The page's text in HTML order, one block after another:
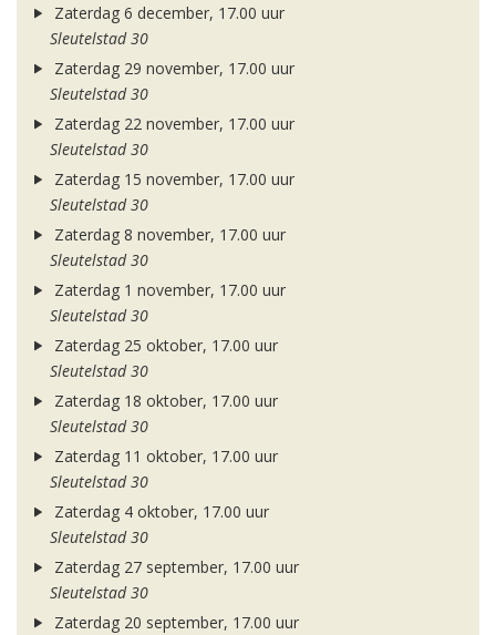
Zaterdag 6 december, 17.00 uur
Sleutelstad 30
Zaterdag 29 november, 17.00 uur
Sleutelstad 30
Zaterdag 22 november, 17.00 uur
Sleutelstad 30
Zaterdag 15 november, 17.00 uur
Sleutelstad 30
Zaterdag 8 november, 17.00 uur
Sleutelstad 30
Zaterdag 1 november, 17.00 uur
Sleutelstad 30
Zaterdag 25 oktober, 17.00 uur
Sleutelstad 30
Zaterdag 18 oktober, 17.00 uur
Sleutelstad 30
Zaterdag 11 oktober, 17.00 uur
Sleutelstad 30
Zaterdag 4 oktober, 17.00 uur
Sleutelstad 30
Zaterdag 27 september, 17.00 uur
Sleutelstad 30
Zaterdag 20 september, 17.00 uur